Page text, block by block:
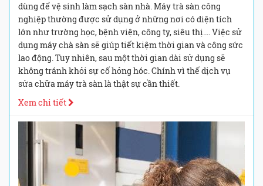
dùng để vệ sinh làm sạch sàn nhà. Máy trà sàn công
nghiệp thường được sử dụng ở những nơi có diện tích
lớn như trường học, bệnh viện, công ty, siêu thị…. Việc sử
dụng máy chà sàn sẽ giúp tiết kiệm thời gian và công sức
lao động. Tuy nhiên, sau một thời gian dài sử dụng sẽ
không tránh khỏi sự cố hỏng hóc. Chính vì thế dịch vụ
sửa chữa máy trà sàn là thật sự cần thiết.
Xem chi tiết